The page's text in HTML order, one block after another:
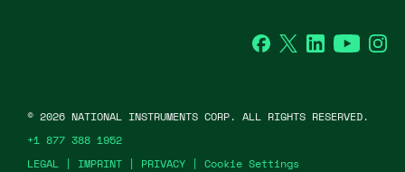
Facebook
Twitter LinkedInYouTube
LEGAL | IMPRINT | PRIVACY | Cookie Settings
© 2026 NATIONAL INSTRUMENTS CORP. ALL RIGHTS RESERVED.
+1 877 388 1952